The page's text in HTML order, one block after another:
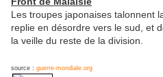
Les troupes japonaises talonnent
replie en désordre vers le sud, et
la veille du reste de la division.
source : guerre-mondiale.org